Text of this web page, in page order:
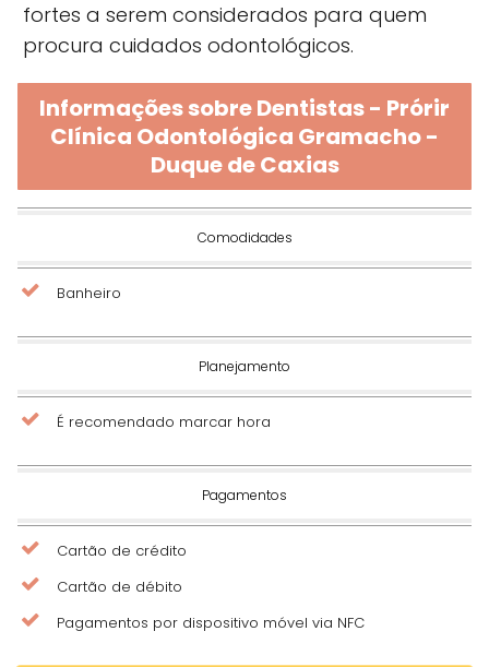
fortes a serem considerados para quem
procura cuidados odontológicos.
Informações sobre Dentistas - Prórir
Clínica Odontológica Gramacho -
Duque de Caxias
Comodidades
Banheiro
Planejamento
É recomendado marcar hora
Pagamentos
Cartão de crédito
Cartão de débito
Pagamentos por dispositivo móvel via NFC